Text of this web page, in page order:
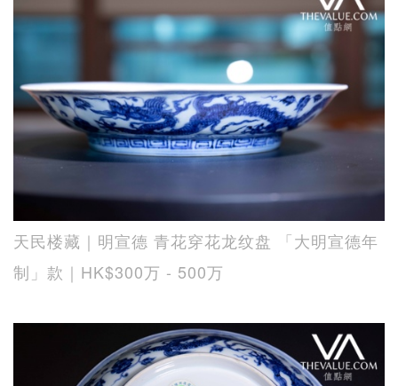
天民楼藏｜明宣德 青花穿花龙纹盘 「大明宣德年
制」款｜HK$300万 - 500万